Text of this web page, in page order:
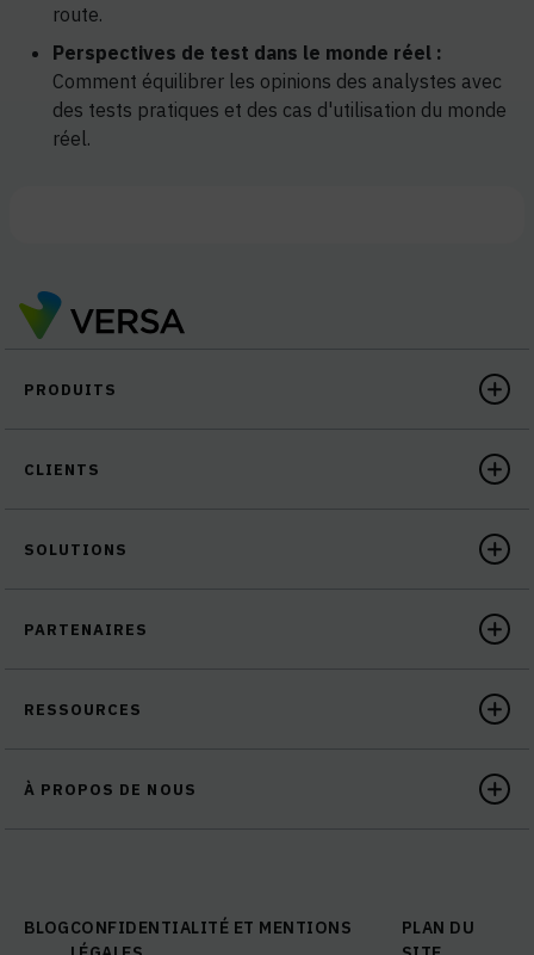
route.
Perspectives de test dans le monde réel :
Comment équilibrer les opinions des analystes avec
des tests pratiques et des cas d'utilisation du monde
réel.
PRODUITS
CLIENTS
SOLUTIONS
PARTENAIRES
RESSOURCES
À PROPOS DE NOUS
BLOGCONFIDENTIALITÉ ET MENTIONS
PLAN DU